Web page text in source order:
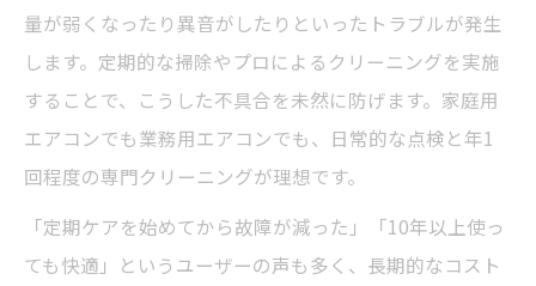
量が弱くなったり異音がしたりといったトラブルが発生
します。定期的な掃除やプロによるクリーニングを実施
することで、こうした不具合を未然に防げます。家庭用
エアコンでも業務用エアコンでも、日常的な点検と年1
回程度の専門クリーニングが理想です。
「定期ケアを始めてから故障が減った」「10年以上使っ
ても快適」というユーザーの声も多く、長期的なコスト